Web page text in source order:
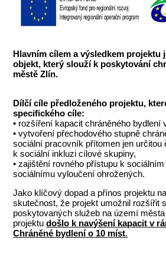
Hlavním cílem a výsledkem projektu
objekt, který slouží k poskytování
městě Zlín.
Dílčí cíle předloženého projektu,
specifického cíle:
• rozšíření kapacit chráněného bydlení
• vytvoření přechodového stupně
sociální pracovník přítomen jen určitou
k sociální inkluzi cílové skupiny,
• zajištění rovného přístupu k
sociálnímu vyloučení ohrožených.
Jako klíčový dopad a přínos projektu
skutečnost, že projekt umožnil rozšířit
poskytovaných služeb na území
projektudošlo k navýšení kapacit v
Chráněné bydlení o 10 míst.